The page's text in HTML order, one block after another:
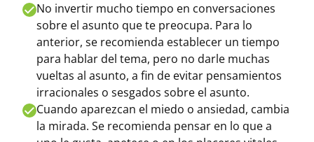
No invertir mucho tiempo en conversaciones
sobre el asunto que te preocupa. Para lo
anterior, se recomienda establecer un tiempo
para hablar del tema, pero no darle muchas
vueltas al asunto, a fin de evitar pensamientos
irracionales o sesgados sobre el asunto.
Cuando aparezcan el miedo o ansiedad, cambia
la mirada. Se recomienda pensar en lo que a